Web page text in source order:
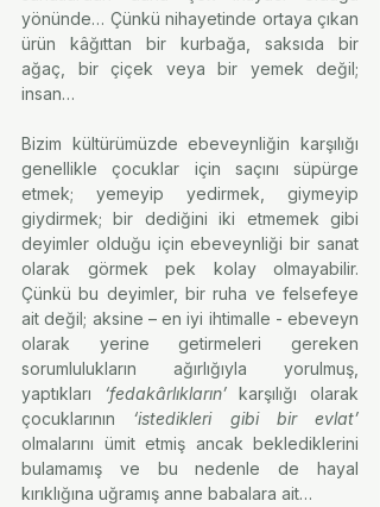
yönünde… Çünkü nihayetinde ortaya çıkan
ürün kâğıttan bir kurbağa, saksıda bir
ağaç, bir çiçek veya bir yemek değil;
insan…
Bizim kültürümüzde ebeveynliğin karşılığı
genellikle çocuklar için saçını süpürge
etmek; yemeyip yedirmek, giymeyip
giydirmek; bir dediğini iki etmemek gibi
deyimler olduğu için ebeveynliği bir sanat
olarak görmek pek kolay olmayabilir.
Çünkü bu deyimler, bir ruha ve felsefeye
ait değil; aksine – en iyi ihtimalle - ebeveyn
olarak yerine getirmeleri gereken
sorumlulukların ağırlığıyla yorulmuş,
yaptıkları ‘fedakârlıkların’ karşılığı olarak
çocuklarının ‘istedikleri gibi bir evlat’
olmalarını ümit etmiş ancak beklediklerini
bulamamış ve bu nedenle de hayal
kırıklığına uğramış anne babalara ait…